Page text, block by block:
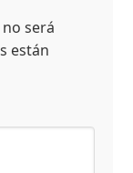
será
están